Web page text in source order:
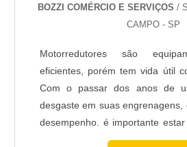
Reparos e preparação:
Peça amostra aplicada em
reduz retrabalho e alinha
textura.
Defina escopo, peça
BOZZI COMÉRCIO E SERVIÇOS /
CAMPO - SP
Motorredutores são
eficientes, porém tem vida útil
Com o passar dos anos de
desgaste em suas engrenagens,
desempenho. é importante estar
sinais de desgastes,